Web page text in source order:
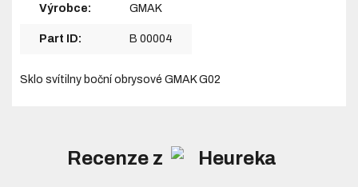
Výrobce: GMAK
Part ID: B 00004
Sklo svítilny boční obrysové GMAK G02
Recenze z